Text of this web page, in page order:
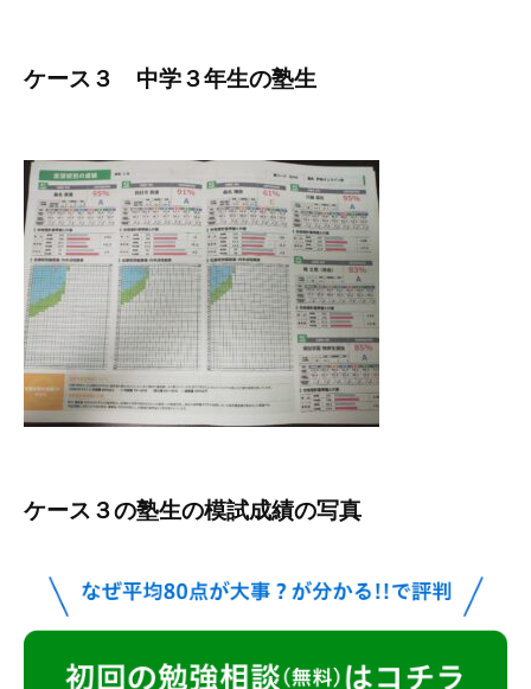
ケース３ 中学３年生の塾生
ケース３の塾生の模試成績の写真